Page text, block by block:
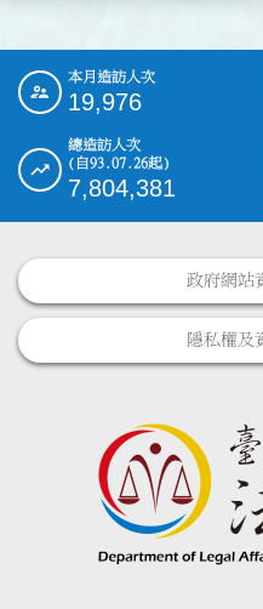
::: 本月造訪人次
19,976
總造訪人次
(自93.07.26起)
7,804,381
政府網站
隱私權及